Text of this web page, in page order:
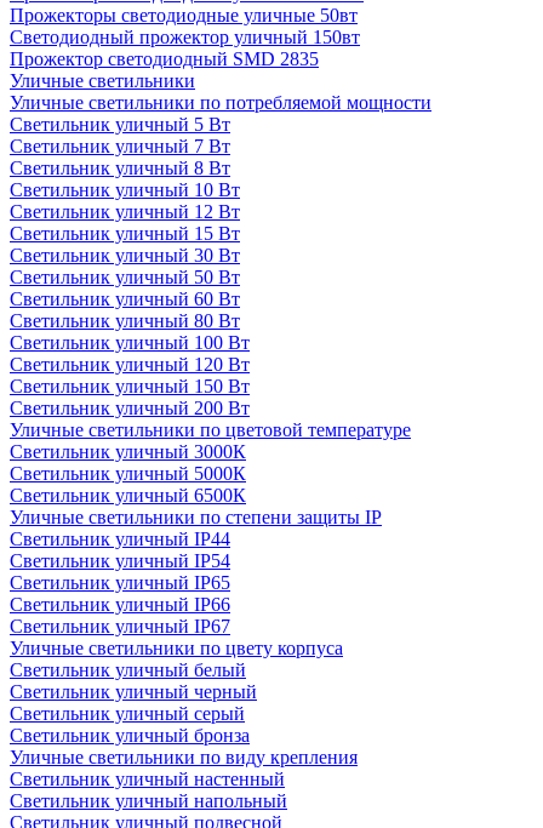
Прожекторы светодиодные уличные 50вт
Светодиодный прожектор уличный 150вт
Прожектор светодиодный SMD 2835
Уличные светильники
Уличные светильники по потребляемой мощности
Светильник уличный 5 Вт
Светильник уличный 7 Вт
Светильник уличный 8 Вт
Светильник уличный 10 Вт
Светильник уличный 12 Вт
Светильник уличный 15 Вт
Светильник уличный 30 Вт
Светильник уличный 50 Вт
Светильник уличный 60 Вт
Светильник уличный 80 Вт
Светильник уличный 100 Вт
Светильник уличный 120 Вт
Светильник уличный 150 Вт
Светильник уличный 200 Вт
Уличные светильники по цветовой температуре
Cветильник уличный 3000К
Cветильник уличный 5000К
Cветильник уличный 6500К
Уличные светильники по степени защиты IP
Светильник уличный IP44
Светильник уличный IP54
Светильник уличный IP65
Светильник уличный IP66
Светильник уличный IP67
Уличные светильники по цвету корпуса
Светильник уличный белый
Светильник уличный черный
Светильник уличный серый
Светильник уличный бронза
Уличные светильники по виду крепления
Светильник уличный настенный
Светильник уличный напольный
Светильник уличный подвесной